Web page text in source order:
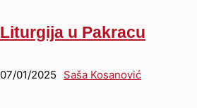
Liturgija u Pakracu
07/01/2025 Saša Kosanović